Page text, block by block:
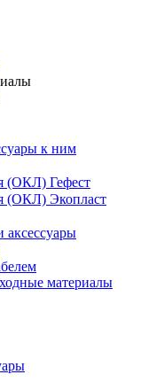
к ним
(ОКЛ) Гефест
(ОКЛ) Экопласт
аксессуары
материалы